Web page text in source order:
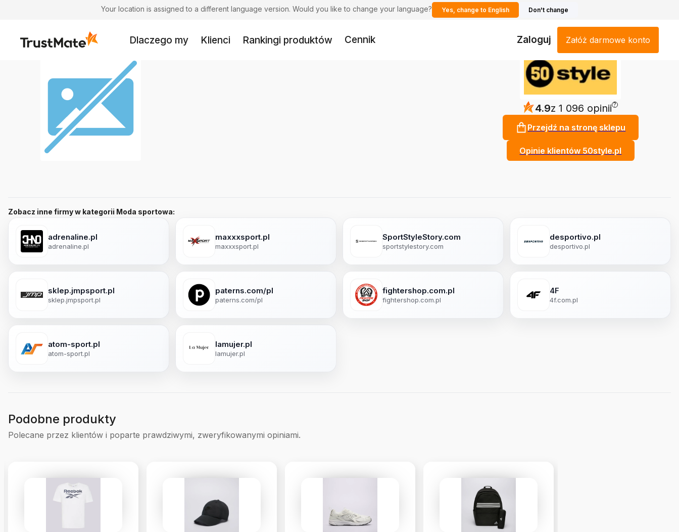
Your location is assigned to a different language version. Would you like to change your language? Yes, change to English Don't change
Dlaczego my Klienci Rankingi produktów Cennik Zaloguj Załóż darmowe konto
4.9z 1 096 opinii ?
Przejdź na stronę sklepu
Opinie klientów 50style.pl
Zobacz inne firmy w kategorii Moda sportowa:
adrenaline.pl
adrenaline.pl
maxxxsport.pl
maxxxsport.pl
SportStyleStory.com
sportstylestory.com
desportivo.pl
desportivo.pl
sklep.jmpsport.pl
sklep.jmpsport.pl
paterns.com/pl
paterns.com/pl
fightershop.com.pl
fightershop.com.pl
4F
4f.com.pl
atom-sport.pl
atom-sport.pl
lamujer.pl
lamujer.pl
Podobne produkty
Polecane przez klientów i poparte prawdziwymi, zweryfikowanymi opiniami.